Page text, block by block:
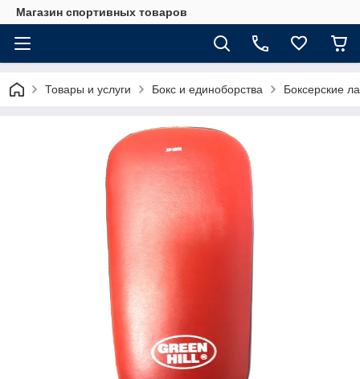
Магазин спортивных товаров
Товары и услуги Бокс и единоборства Боксерские